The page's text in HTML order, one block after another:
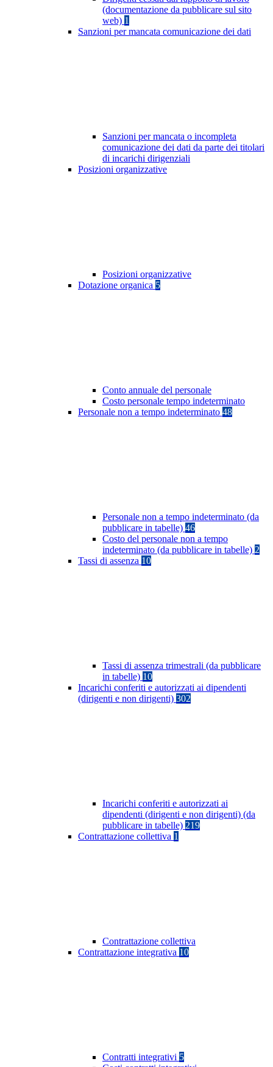
(documentazione da pubblicare sul sito
web) 1
Sanzioni per mancata comunicazione dei dati
Sanzioni per mancata o incompleta
comunicazione dei dati da parte dei titolari
di incarichi dirigenziali
Posizioni organizzative
Posizioni organizzative
Dotazione organica 5
Conto annuale del personale
Costo personale tempo indeterminato
Personale non a tempo indeterminato 48
Personale non a tempo indeterminato (da
pubblicare in tabelle) 46
Costo del personale non a tempo
indeterminato (da pubblicare in tabelle) 2
Tassi di assenza 10
Tassi di assenza trimestrali (da pubblicare
in tabelle) 10
Incarichi conferiti e autorizzati ai dipendenti
(dirigenti e non dirigenti) 302
Incarichi conferiti e autorizzati ai
dipendenti (dirigenti e non dirigenti) (da
pubblicare in tabelle) 219
Contrattazione collettiva 1
Contrattazione collettiva
Contrattazione integrativa 10
Contratti integrativi 5